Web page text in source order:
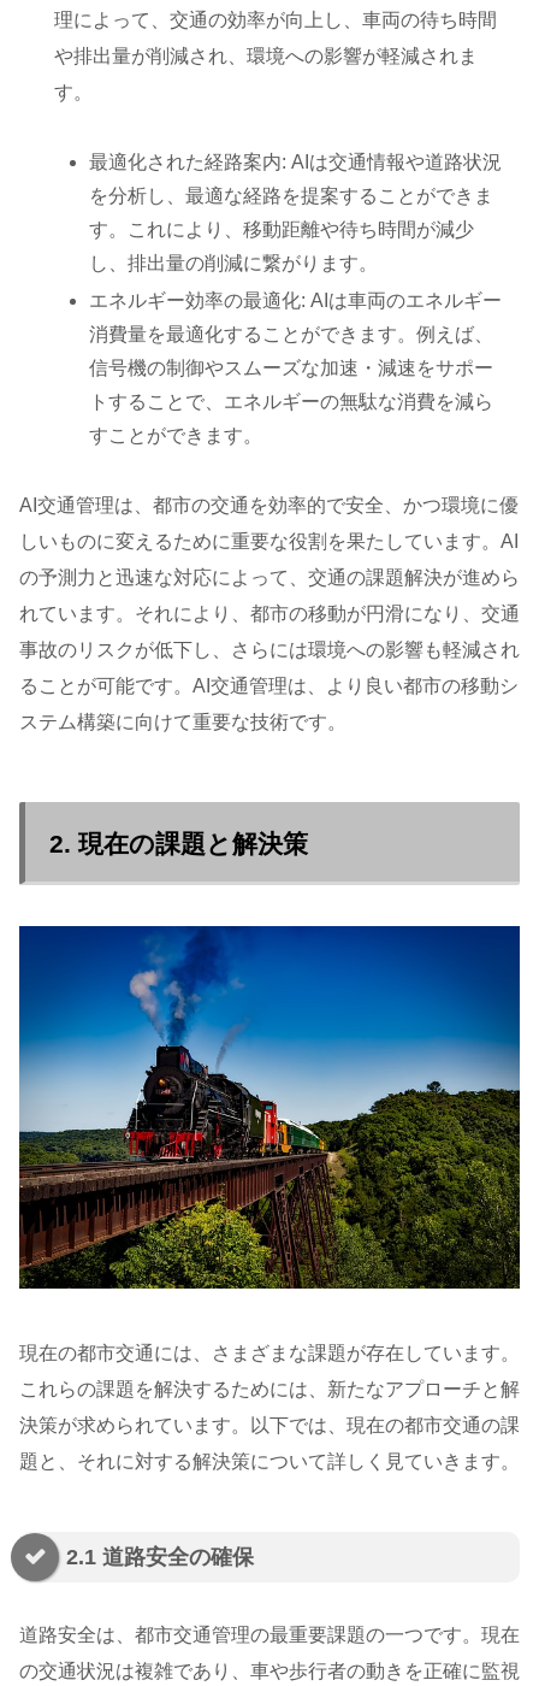
理によって、交通の効率が向上し、車両の待ち時間
や排出量が削減され、環境への影響が軽減されま
す。
最適化された経路案内: AIは交通情報や道路状況
を分析し、最適な経路を提案することができま
す。これにより、移動距離や待ち時間が減少
し、排出量の削減に繋がります。
エネルギー効率の最適化: AIは車両のエネルギー
消費量を最適化することができます。例えば、
信号機の制御やスムーズな加速・減速をサポー
トすることで、エネルギーの無駄な消費を減ら
すことができます。
AI交通管理は、都市の交通を効率的で安全、かつ環境に優
しいものに変えるために重要な役割を果たしています。AI
の予測力と迅速な対応によって、交通の課題解決が進めら
れています。それにより、都市の移動が円滑になり、交通
事故のリスクが低下し、さらには環境への影響も軽減され
ることが可能です。AI交通管理は、より良い都市の移動シ
ステム構築に向けて重要な技術です。
2. 現在の課題と解決策
現在の都市交通には、さまざまな課題が存在しています。
これらの課題を解決するためには、新たなアプローチと解
決策が求められています。以下では、現在の都市交通の課
題と、それに対する解決策について詳しく見ていきます。
2.1 道路安全の確保
道路安全は、都市交通管理の最重要課題の一つです。現在
の交通状況は複雑であり、車や歩行者の動きを正確に監視